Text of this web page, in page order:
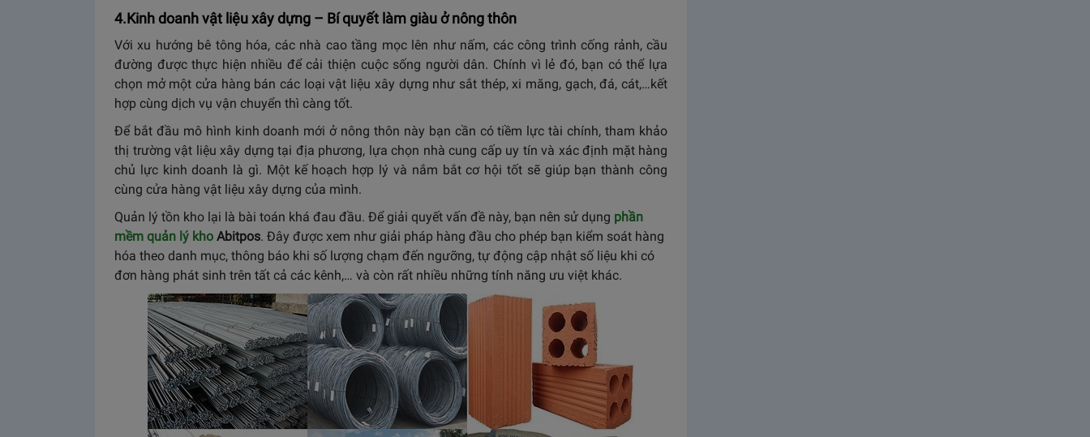
4.Kinh doanh vật liệu xây dựng – Bí quyết làm giàu ở nông thôn
Với xu hướng bê tông hóa, các nhà cao tầng mọc lên như nấm, các công trình cống rảnh, cầu
đường được thực hiện nhiều để cải thiện cuộc sống người dân. Chính vì lẻ đó, bạn có thể lựa
chọn mở một cửa hàng bán các loại vật liệu xây dựng như sắt thép, xi măng, gạch, đá, cát,…kết
hợp cùng dịch vụ vận chuyển thì càng tốt.
Để bắt đầu mô hình kinh doanh mới ở nông thôn này bạn cần có tiềm lực tài chính, tham khảo
thị trường vật liệu xây dựng tại địa phương, lựa chọn nhà cung cấp uy tín và xác định mặt hàng
chủ lực kinh doanh là gì. Một kế hoạch hợp lý và nắm bắt cơ hội tốt sẽ giúp bạn thành công
cùng cửa hàng vật liệu xây dựng của mình.
Quản lý tồn kho lại là bài toán khá đau đầu. Để giải quyết vấn đề này, bạn nên sử dụng phần
mềm quản lý kho Abitpos. Đây được xem như giải pháp hàng đầu cho phép bạn kiểm soát hàng
hóa theo danh mục, thông báo khi số lượng chạm đến ngưỡng, tự động cập nhật số liệu khi có
đơn hàng phát sinh trên tất cả các kênh,… và còn rất nhiều những tính năng ưu việt khác.